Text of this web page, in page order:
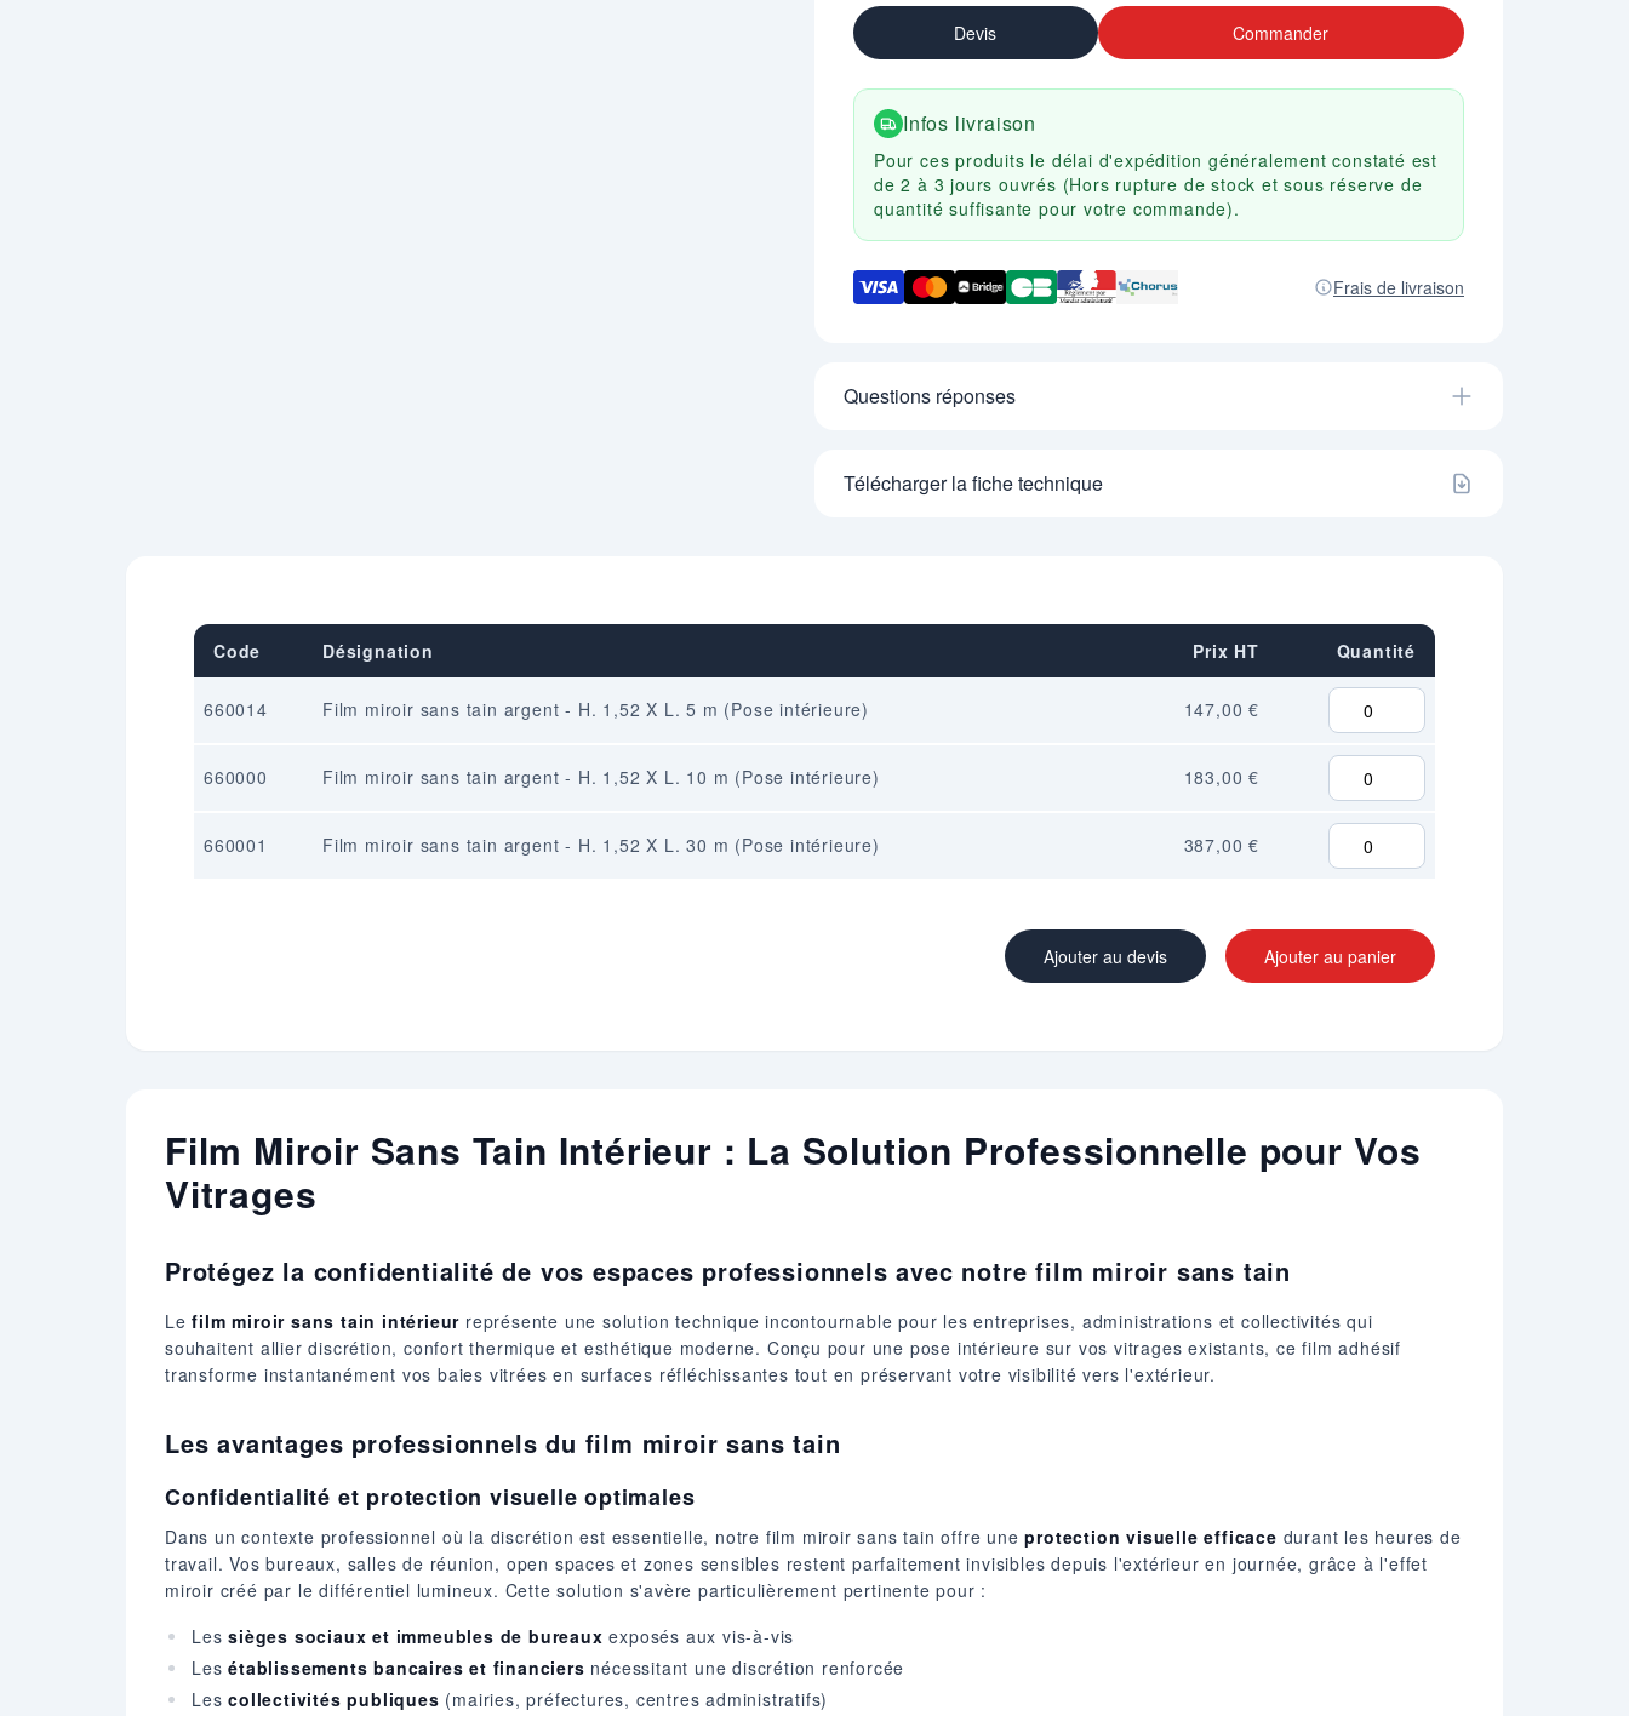
Devis Commander
Infos livraison
Pour ces produits le délai d'expédition généralement constaté est
de 2 à 3 jours ouvrés (Hors rupture de stock et sous réserve de
quantité suffisante pour votre commande).
Frais de livraison
Questions réponses
Télécharger la fiche technique
Code Désignation Prix HT Quantité
660014 Film miroir sans tain argent - H. 1,52 X L. 5 m (Pose intérieure) 147,00 €
660000 Film miroir sans tain argent - H. 1,52 X L. 10 m (Pose intérieure) 183,00 €
660001 Film miroir sans tain argent - H. 1,52 X L. 30 m (Pose intérieure) 387,00 €
Ajouter au devis Ajouter au panier
Film Miroir Sans Tain Intérieur : La Solution Professionnelle pour Vos
Vitrages
Protégez la confidentialité de vos espaces professionnels avec notre film miroir sans tain
Lefilm miroir sans tain intérieur représente une solution technique incontournable pour les entreprises, administrations et collectivités qui
souhaitent allier discrétion, confort thermique et esthétique moderne. Conçu pour une pose intérieure sur vos vitrages existants, ce film adhésif
transforme instantanément vos baies vitrées en surfaces réfléchissantes tout en préservant votre visibilité vers l'extérieur.
Les avantages professionnels du film miroir sans tain
Confidentialité et protection visuelle optimales
Dans un contexte professionnel où la discrétion est essentielle, notre film miroir sans tain offre uneprotection visuelle efficace durant les heures de
travail. Vos bureaux, salles de réunion, open spaces et zones sensibles restent parfaitement invisibles depuis l'extérieur en journée, grâce à l'effet
miroir créé par le différentiel lumineux. Cette solution s'avère particulièrement pertinente pour :
Lessièges sociaux et immeubles de bureaux exposés aux vis-à-vis
Lesétablissements bancaires et financiers nécessitant une discrétion renforcée
Lescollectivités publiques (mairies, préfectures, centres administratifs)